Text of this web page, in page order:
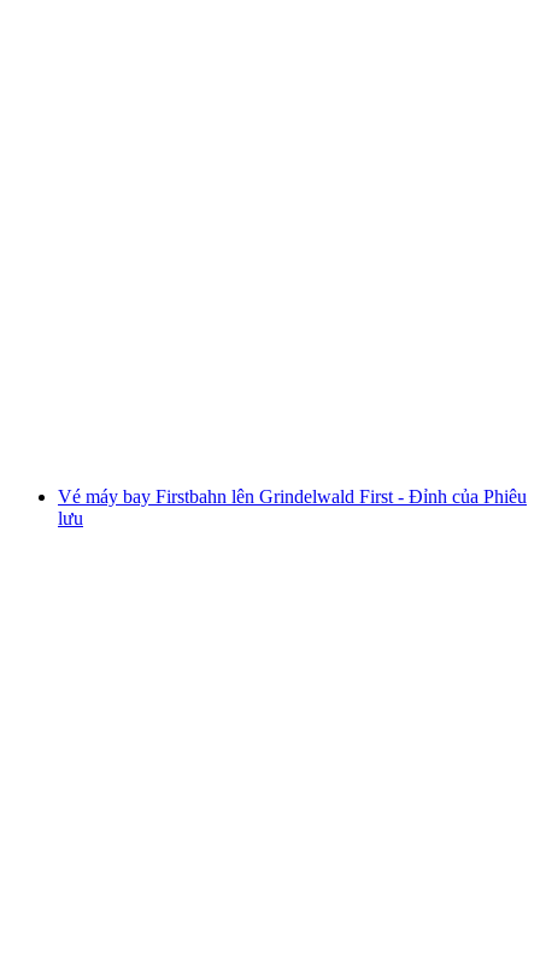
Vé máy bay Firstbahn lên Grindelwald First - Đỉnh của Phiêu
lưu